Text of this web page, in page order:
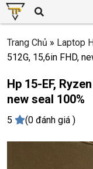
Trang Chủ » Laptop
512G, 15,6in FHD,
Hp 15-EF,
new seal 100%
5 (0 đánh giá )